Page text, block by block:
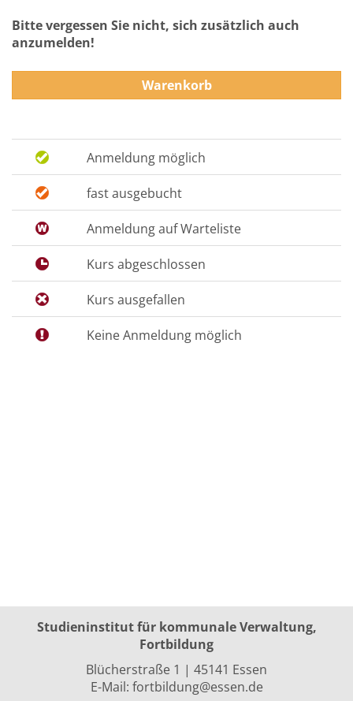
Bitte vergessen Sie nicht, sich zusätzlich auch
anzumelden!
Warenkorb
Anmeldung möglich
fast ausgebucht
Anmeldung auf Warteliste
Kurs abgeschlossen
Kurs ausgefallen
Keine Anmeldung möglich
Studieninstitut für kommunale Verwaltung,
Fortbildung
Blücherstraße 1 | 45141 Essen
E-Mail: fortbildung@essen.de